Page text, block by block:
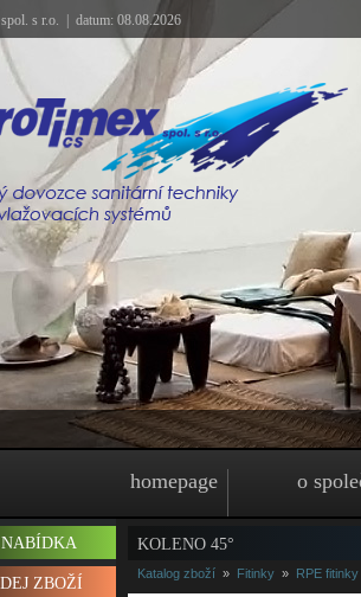
s r.o. | datum: 08.08.2026
homepage o
ZBOŽÍ
KOLENO 45°
Katalog zboží » Fitinky » RPE fitinky